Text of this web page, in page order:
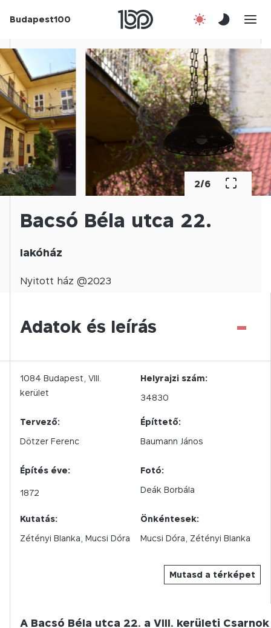
Budapest100
Csatlakozz!
Kapcsolat
En
3/6
Bacsó Béla utca 22.
lakóház
Nyitott ház @2023
Adatok és leírás -
Mutasd a térképet
1084 Budapest, VIII.
kerület
Helyrajzi szám:
34830
Tervező:
Dötzer Ferenc
Építtető:
Baumann János
Építés éve:
1872
Fotó:
Deák Borbála
Kutatás:
Zétényi Blanka, Mucsi Dóra
Önkéntesek:
Mucsi Dóra, Zétényi Blanka
A Bacsó Béla utca 22. a VIII. kerületi Csarnok